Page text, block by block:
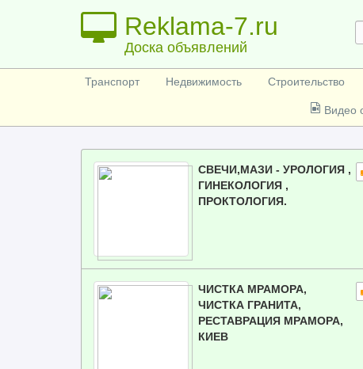
Reklama-7.ru
Доска объявлений
Транспорт Недвижимость Строительство
Видео
СВЕЧИ,МАЗИ - УРОЛОГИЯ ,
ГИНЕКОЛОГИЯ ,
ПРОКТОЛОГИЯ.
ЧИСТКА МРАМОРА,
ЧИСТКА ГРАНИТА,
РЕСТАВРАЦИЯ МРАМОРА,
КИЕВ